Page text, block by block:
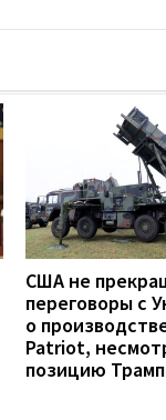
США не
переговоры с
о
Patriot,
позицию